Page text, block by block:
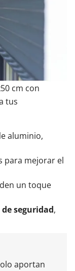
cm con
tus
aluminio,
para mejorar el
un toque
seguridad,
aportan